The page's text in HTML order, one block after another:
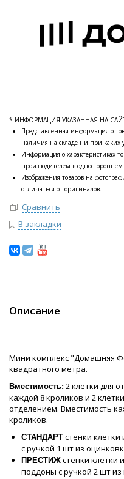
* ИНФОРМАЦИЯ УКАЗАННАЯ НА
Представленная информация о
наличия на складе ни при каких
Информация о характеристиках
производителем в
Изображения товаров на
отличаться от оригиналов.
Сравнить
В закладки
Описание
Мини комплекс "Домашняя
квадратного метра.
Вместимость: 2 клетки для
каждой 8 кроликов и 2
отделением. Вместимость
кроликов.
СТАНДАРТ стенки
с ручкой 1 шт из
ПРЕСТИЖ стенки клетки
поддоны с ручкой 2 шт